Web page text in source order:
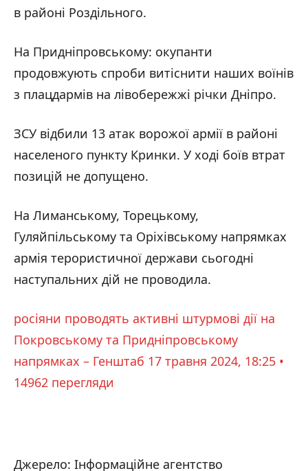
в районі Роздільного.
На Придніпровському: окупанти
продовжують спроби витіснити наших воїнів
з плацдармів на лівобережжі річки Дніпро.
ЗСУ відбили 13 атак ворожої армії в районі
населеного пункту Кринки. У ході боїв втрат
позицій не допущено.
На Лиманському, Торецькому,
Гуляйпільському та Оріхівському напрямках
армія терористичної держави сьогодні
наступальних дій не проводила.
росіяни проводять активні штурмові дії на
Покровському та Придніпровському
напрямках – Генштаб 17 травня 2024, 18:25 •
14962 перегляди
Джерело: Інформаційне агентство